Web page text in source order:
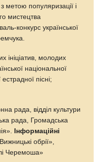
метою популяризації і
мистецтва
конкурс української
ініціатив, молодих
національної
пісні;
рада, відділ культури
рада, Громадська
Інформаційні
обрії»,
Черемоша»